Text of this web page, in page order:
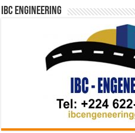
IBC Engineering